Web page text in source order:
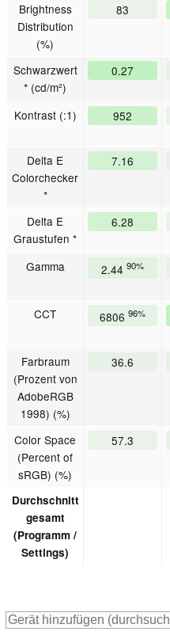
Brightness
Distribution
(%)
83
Schwarzwert
* (cd/m²)
0.27
Kontrast (:1) 952
Delta E
Colorchecker
*
7.16
Delta E
Graustufen *
6.28
Gamma 2.44 90%
CCT 6806 96%
Farbraum
(Prozent von
AdobeRGB
1998) (%)
36.6
Color Space
(Percent of
sRGB) (%)
57.3
Durchschnitt
gesamt
(Programm /
Settings)